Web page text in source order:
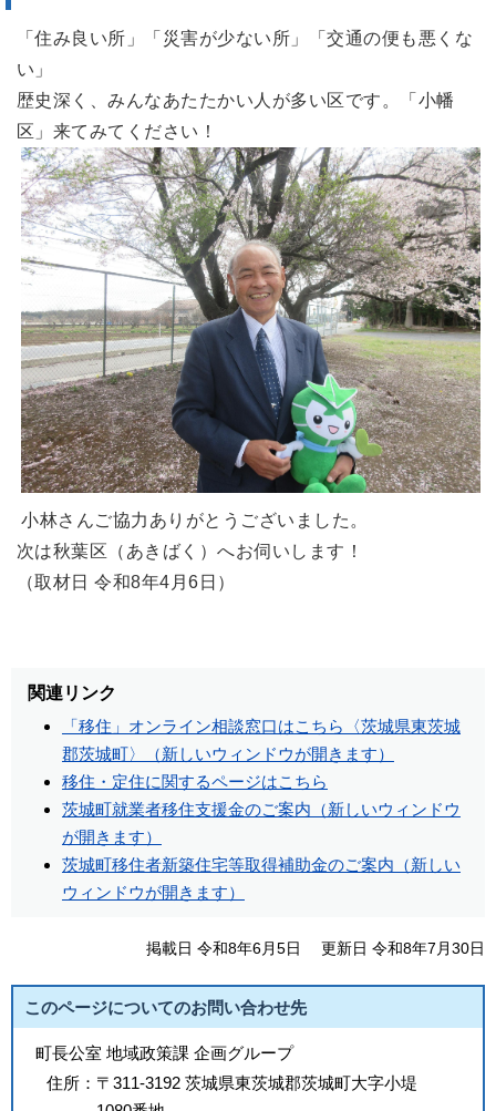
「住み良い所」「災害が少ない所」「交通の便も悪くな
い」
歴史深く、みんなあたたかい人が多い区です。「小幡
区」来てみてください！
小林さんご協力ありがとうございました。
次は秋葉区（あきばく）へお伺いします！
（取材日 令和8年4月6日）
関連リンク
「移住」オンライン相談窓口はこちら〈茨城県東茨城
郡茨城町〉（新しいウィンドウが開きます）
移住・定住に関するページはこちら
茨城町就業者移住支援金のご案内（新しいウィンドウ
が開きます）
茨城町移住者新築住宅等取得補助金のご案内（新しい
ウィンドウが開きます）
掲載日 令和8年6月5日 更新日 令和8年7月30日
このページについてのお問い合わせ先
町長公室 地域政策課 企画グループ
住所： 〒311-3192 茨城県東茨城郡茨城町大字小堤